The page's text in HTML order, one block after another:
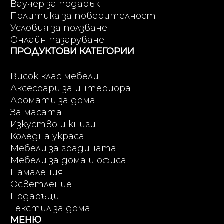
Ваучер за подарък
Политика за поверителност
Условия за ползване
Онлайн пазаруване
ПРОДУКТОВИ КАТЕГОРИИ
Висок клас мебели
Аксесоари за интериора
Аромати за дома
За масата
Изкуство и книги
Коледна украса
Мебели за градината
Мебели за дома и офиса
Намаления
Осветление
Подаръци
Текстил за дома
МЕНЮ